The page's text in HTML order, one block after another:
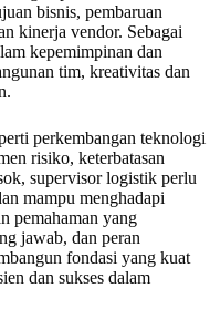
bisnis, pembaruan
kinerja vendor. Sebagai
kepemimpinan dan
tim, kreativitas dan
perkembangan teknologi
risiko, keterbatasan
supervisor logistik perlu
mampu menghadapi
pemahaman yang
jawab, dan peran
fondasi yang kuat
dan sukses dalam